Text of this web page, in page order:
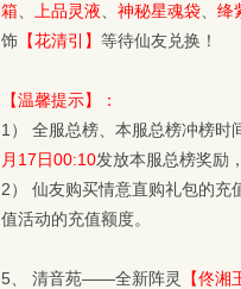
箱
上品灵液 神秘星魂袋 绛
饰 【花清引】 等待仙友兑换！
【温馨提示】：
1） 全服总榜、本服总榜冲榜时
月17日00:10发放本服总榜奖励，
2） 仙友购买情意直购礼包的充
值活动的充值额度。
5、 清音苑——全新阵灵
【佟湘